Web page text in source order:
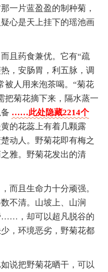
一片蓝盈盈的制种菊，
心是天上挂下的瑶池画
且药食兼优。它有“疏
，安肠胃，利五脉，调
被人用来泡茶喝。“菊花
把菊花摘下来，隔水蒸一
……此处隐藏2214个
的花蕊上有着几颗露
动人。野菊花即有梅之
雅。野菊花发出的清
而且生命力十分顽强。
不清。山坡上、山涧
……，却可以超凡脱谷的
，环境恶劣，野菊花都
说把野菊花晒干，可以